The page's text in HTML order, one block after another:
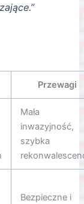
Przewagi
Mała
inwazyjność,
szybka
Bezpieczne i